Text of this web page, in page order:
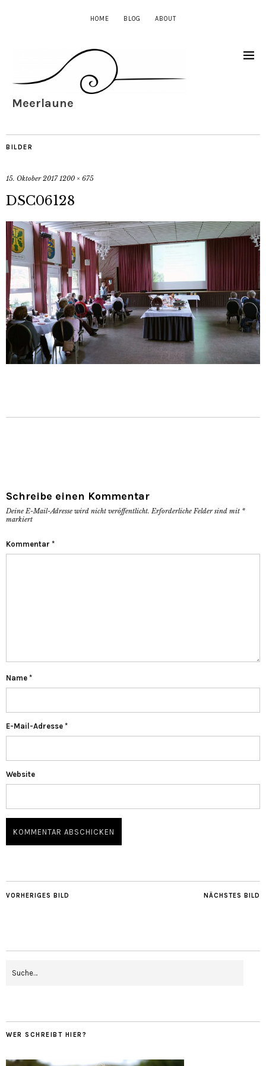
HOME BLOG ABOUT
Meerlaune
BILDER
15. Oktober 2017 1200 × 675
DSC06128
Schreibe einen Kommentar
Deine E-Mail-Adresse wird nicht veröffentlicht. Erforderliche Felder sind mit *
markiert
Kommentar *
Name *
E-Mail-Adresse *
Website
NÄCHSTES BILD
VORHERIGES BILD
WER SCHREIBT HIER?